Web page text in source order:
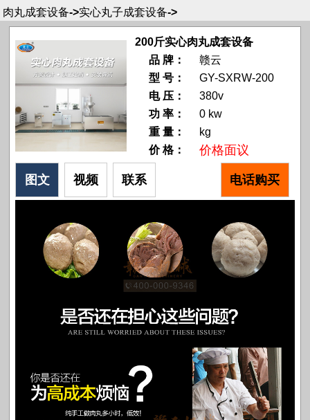
肉丸成套设备->实心丸子成套设备->
200斤实心肉丸成套设备
品 牌：
赣云
型 号：
GY-SXRW-200
电 压：
380v
功 率：
0 kw
重 量：
kg
价 格：
价格面议
图文 视频 联系 电话购买